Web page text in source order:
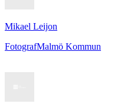
Mikael Leijon
FotografMalmö Kommun